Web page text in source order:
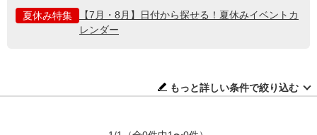
夏休み特集
【7月・8月】日付から探せる！夏休みイベントカ
レンダー
もっと詳しい条件で絞り込む